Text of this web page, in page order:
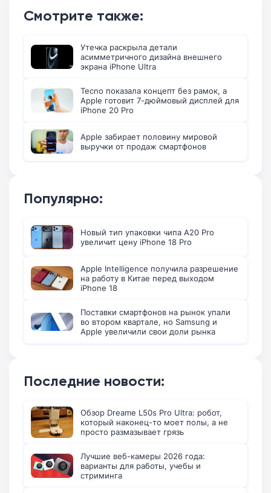
Смотрите также:
Утечка раскрыла детали
асимметричного дизайна внешнего
экрана iPhone Ultra
Tecno показала концепт без рамок, а
Apple готовит 7-дюймовый дисплей для
iPhone 20 Pro
Apple забирает половину мировой
выручки от продаж смартфонов
Популярно:
Новый тип упаковки чипа A20 Pro
увеличит цену iPhone 18 Pro
Apple Intelligence получила разрешение
на работу в Китае перед выходом
iPhone 18
Поставки смартфонов на рынок упали
во втором квартале, но Samsung и
Apple увеличили свои доли рынка
Последние новости:
Обзор Dreame L50s Pro Ultra: робот,
который наконец-то моет полы, а не
просто размазывает грязь
Лучшие веб-камеры 2026 года:
варианты для работы, учебы и
стриминга